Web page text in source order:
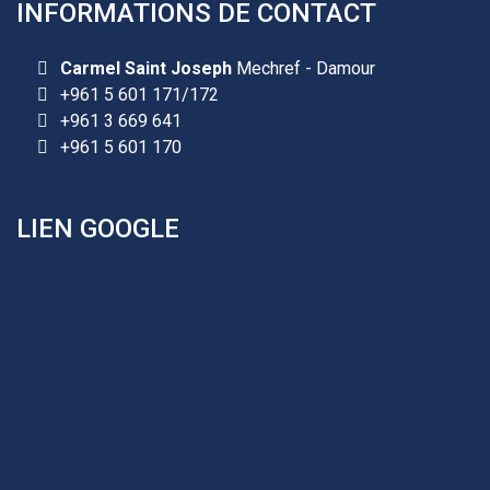
Les demandes d'inscription pour l'année scolaire
2026-2027 sont reçues à la direction de
l'établissement selon des rendez-vous fixés à
l’avance.
+961 3 669 641
INFORMATIONS DE CONTACT
Carmel Saint Joseph Mechref - Damour
+961 5 601 171/172
+961 3 669 641
+961 5 601 170
LIEN GOOGLE